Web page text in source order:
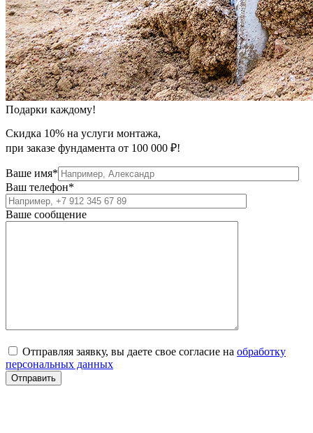
Подарки каждому!
Скидка 10% на услуги монтажа,
при заказе фундамента от 100 000 ₽!
Ваше имя*
Ваш телефон*
Ваше сообщение
Отправляя заявку, вы даете свое согласие на обработку
персональных данных